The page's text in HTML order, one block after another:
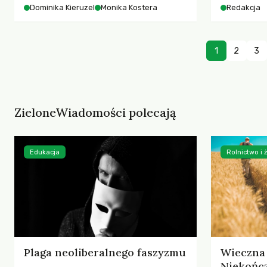
współczesnego miasta.
Dominika Kieruzel Monika Kostera Redakcja
1 2 3
ZieloneWiadomości polecają
Plaga neoliberalnego faszyzmu
Edukacja Rolnictwo i